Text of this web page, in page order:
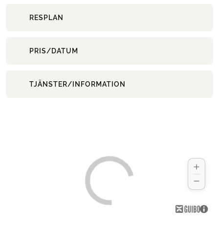
RESPLAN
PRIS/DATUM
TJÄNSTER/INFORMATION